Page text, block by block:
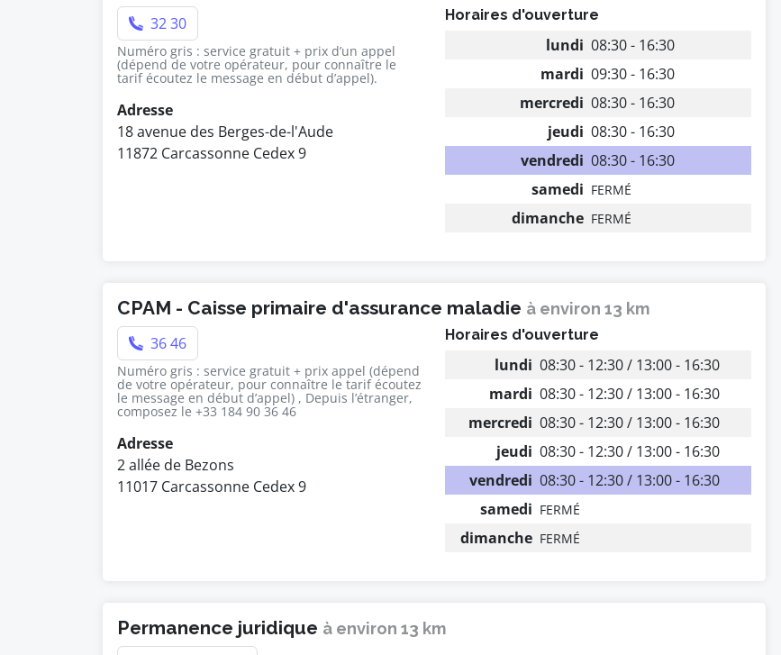
32 30
Numéro gris : service gratuit + prix d’un appel
(dépend de votre opérateur, pour connaître le
tarif écoutez le message en début d’appel).
Adresse
18 avenue des Berges-de-l'Aude
11872 Carcassonne Cedex 9
Horaires d'ouverture
lundi 08:30 - 16:30
mardi 09:30 - 16:30
mercredi 08:30 - 16:30
jeudi 08:30 - 16:30
vendredi 08:30 - 16:30
samedi FERMÉ
dimanche FERMÉ
CPAM - Caisse primaire d'assurance maladie à environ 13 km
36 46
Numéro gris : service gratuit + prix appel (dépend
de votre opérateur, pour connaître le tarif écoutez
le message en début d’appel) , Depuis l’étranger,
composez le +33 184 90 36 46
Adresse
2 allée de Bezons
11017 Carcassonne Cedex 9
Horaires d'ouverture
lundi 08:30 - 12:30 / 13:00 - 16:30
mardi 08:30 - 12:30 / 13:00 - 16:30
mercredi 08:30 - 12:30 / 13:00 - 16:30
jeudi 08:30 - 12:30 / 13:00 - 16:30
vendredi 08:30 - 12:30 / 13:00 - 16:30
samedi FERMÉ
dimanche FERMÉ
Permanence juridique à environ 13 km